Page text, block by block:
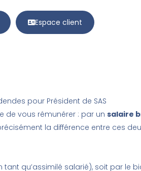
Espace client
pour Président de SAS
de vous rémunérer : par un salaire
la différence entre ces
tant qu’assimilé salarié), soit par le